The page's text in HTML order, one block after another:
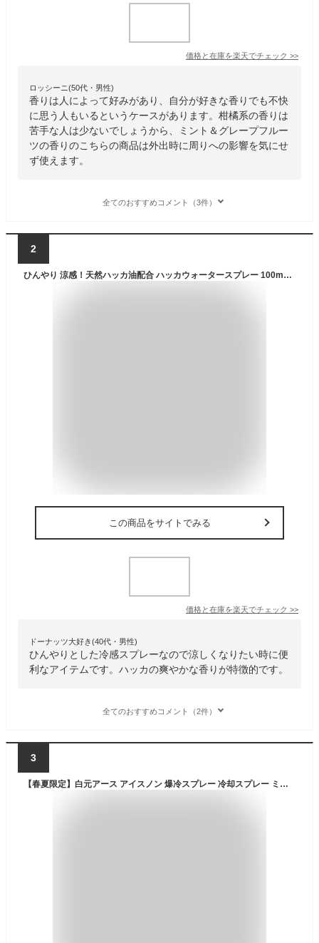
価格と在庫を楽天でチェック >>
ロッシーニ(50代・男性)
香りは人によって好みがあり、自分が好きな香りでも不快
に思う人もいるというケースがあります。柑橘系の香りは
苦手な人は少ないでしょうから、ミント＆グレープフルー
ツの香りのこちらの商品は外出時に周りへの影響を気にせ
ず使えます。
全てのおすすめコメント（3件）
2
ひんやり 涼感！天然ハッカ油配合 ハッカウォータースプレー 100mL ミント ハッカ油スプレー ボディ マスクスプレー ボディミスト ハッカスプレー ミントスプレー 冷感スプレー 冷却スプレー 冷感 子供 快眠グッズ 夏 冷感グッズ 肌
この商品をサイトでみる
価格と在庫を楽天でチェック >>
ドーナッツ大好き(40代・男性)
ひんやりとした冷感スプレーなので涼しくなりたい時に便
利なアイテムです。ハッカの爽やかな香りが特徴的です。
全てのおすすめコメント（2件）
3
【春夏限定】白元アース アイスノン 爆冷スプレー 冷却スプレー ミントの香り 大容量 330ml 本体（4902407024930）※パッケージ変更の場合あり